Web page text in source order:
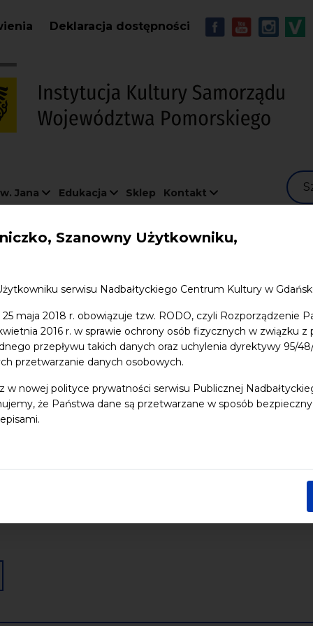
Szanowny Użytkowniku,
serwisu Nadbałtyckiego Centrum Kultury w
maja 2018 r. obowiązuje tzw. RODO, czyli Rozporządzenie
2016 r. w sprawie ochrony osób fizycznych w związku
przepływu takich danych oraz uchylenia dyrektywy 95/
przetwarzanie danych osobowych.
w nowej polityce prywatności serwisu Publicznej
że Państwa dane są przetwarzane w sposób
Deklaracja dostępności MENU -
Jana Edukacja Sklep Kontakt
dzieci Dziedzictwo kulturowe ekologia Festiwal
Koncerty Wystawy Edukacja Badania